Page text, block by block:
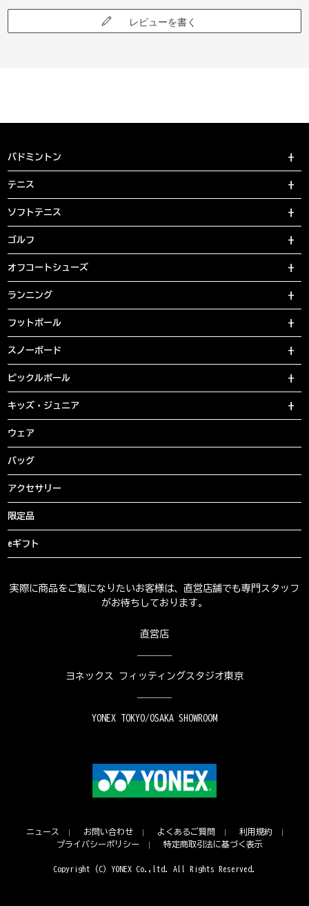
レビューを書く
バドミントン
テニス
ソフトテニス
ゴルフ
オフコートシューズ
ランニング
フットボール
スノーボード
ピックルボール
キッズ・ジュニア
ウェア
バッグ
アクセサリー
限定品
eギフト
実際に商品をご覧になりたいお客様は、直営店舗でも専門スタッフ
がお待ちしております。
直営店
ヨネックス フィッティングスタジオ東京
YONEX TOKYO/OSAKA SHOWROOM
ニュース お問い合わせ よくあるご質問
利用規約
プライバシーポリシー
特定商取引法に基づく表示
Copyright (C) YONEX Co.,ltd. All Rights Reserved.